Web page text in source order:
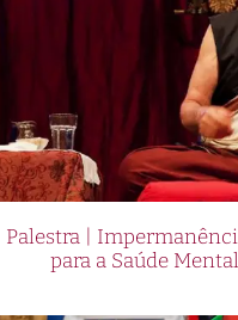
Palestra |
para a Saúde